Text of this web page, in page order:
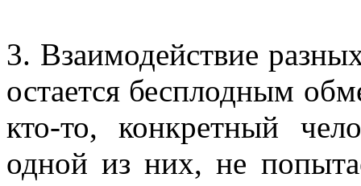
3. Взаимодействие
остается бесплодным
кто-то, конкретный
одной из них, не